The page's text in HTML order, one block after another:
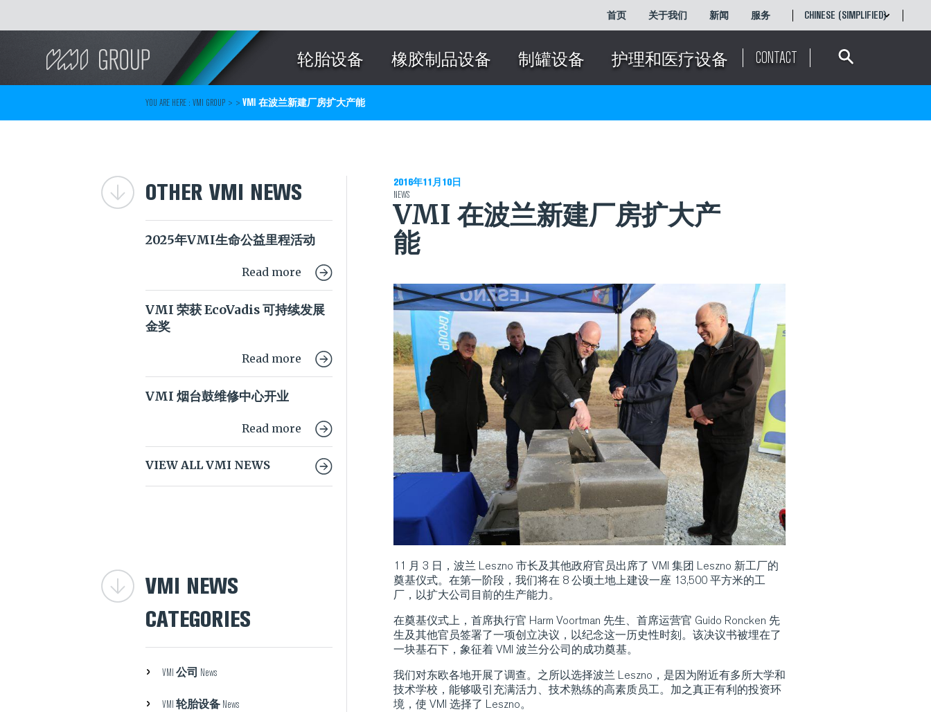
Search
首页 关于我们 新闻 服务
CHINESE (SIMPLIFIED)
ENGLISH
简体中文
轮胎设备 橡胶制品设备 制罐设备 护理和医疗设备 CONTACT
YOU ARE HERE : VMI GROUP > > VMI 在波兰新建厂房扩大产能
OTHER VMI NEWS
2025年VMI生命公益里程活动
Read more
VMI 荣获 EcoVadis 可持续发展
金奖
Read more
VMI 烟台鼓维修中心开业
Read more
VIEW ALL VMI NEWS
VMI NEWS
CATEGORIES
VMI 公司 News
VMI 轮胎设备 News
2016年11月10日
NEWS
VMI 在波兰新建厂房扩大产
能
11 月 3 日，波兰 Leszno 市长及其他政府官员出席了 VMI 集团 Leszno 新工厂的
奠基仪式。在第一阶段，我们将在 8 公顷土地上建设一座 13,500 平方米的工
厂，以扩大公司目前的生产能力。
在奠基仪式上，首席执行官 Harm Voortman 先生、首席运营官 Guido Roncken 先
生及其他官员签署了一项创立决议，以纪念这一历史性时刻。该决议书被埋在了
一块基石下，象征着 VMI 波兰分公司的成功奠基。
我们对东欧各地开展了调查。之所以选择波兰 Leszno，是因为附近有多所大学和
技术学校，能够吸引充满活力、技术熟练的高素质员工。加之真正有利的投资环
境，使 VMI 选择了 Leszno。